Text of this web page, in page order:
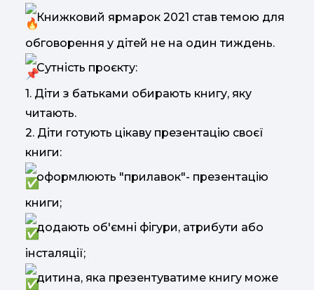
Книжковий ярмарок 2021 став темою для
обговорення у дітей не на один тиждень.
Сутність проєкту:
1. Діти з батьками обирають книгу, яку
читають.
2. Діти готують цікаву презентацію своєї
книги:
оформлюють "прилавок"- презентацію
книги;
додають об'ємні фігури, атрибути або
інсталяції;
дитина, яка презентуватиме книгу може